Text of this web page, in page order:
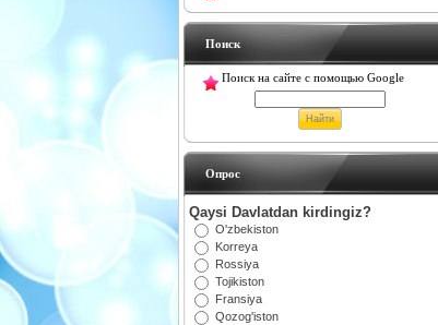
Поиск
Поиск на сайте с помощью Google
Oпрос
Qaysi Davlatdan kirdingiz?
O'zbekiston
Korreya
Rossiya
Tojikiston
Fransiya
Qozog'iston